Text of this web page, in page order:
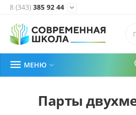
8 (343) 385 92 44 
 МЕНЮ 
Парты